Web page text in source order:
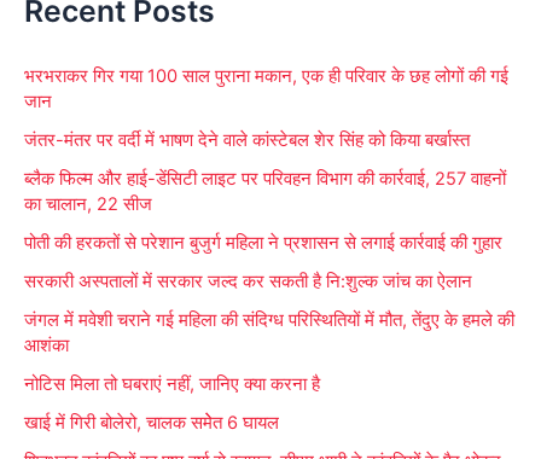
a
c
f
o
Recent Posts
भरभराकर गिर गया 100 साल पुराना मकान, एक ही परिवार के छह लोगों की गई
जान
जंतर-मंतर पर वर्दी में भाषण देने वाले कांस्टेबल शेर सिंह को किया बर्खास्त
ब्लैक फिल्म और हाई-डेंसिटी लाइट पर परिवहन विभाग की कार्रवाई, 257 वाहनों
का चालान, 22 सीज
पोती की हरकतों से परेशान बुजुर्ग महिला ने प्रशासन से लगाई कार्रवाई की गुहार
सरकारी अस्पतालों में सरकार जल्द कर सकती है नि:शुल्क जांच का ऐलान
जंगल में मवेशी चराने गई महिला की संदिग्ध परिस्थितियों में मौत, तेंदुए के हमले की
आशंका
नोटिस मिला तो घबराएं नहीं, जानिए क्या करना है
खाई में गिरी बोलेरो, चालक समेेत 6 घायल